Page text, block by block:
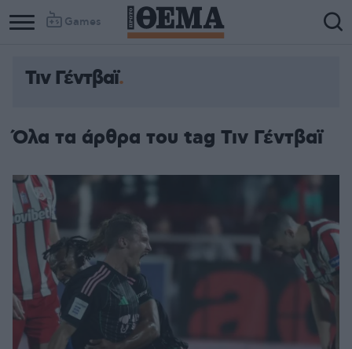
Games
Column
Column
Τιν Γέντβαϊ
Όλα τα άρθρα του tag Τιν Γέντβαϊ